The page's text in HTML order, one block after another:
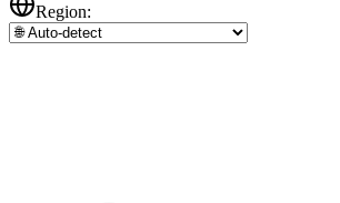
Region: